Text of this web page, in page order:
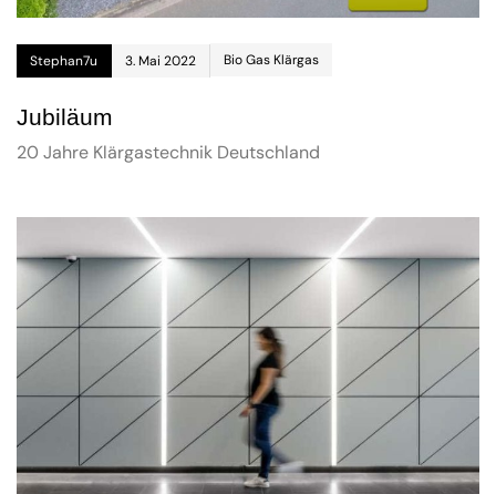
Stephan7u 3. Mai 2022 Bio Gas Klärgas
Jubiläum
20 Jahre Klärgastechnik Deutschland